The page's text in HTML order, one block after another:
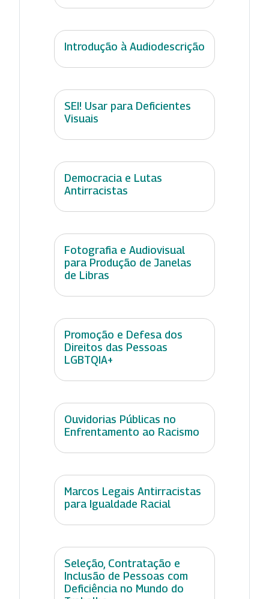
Introdução à Audiodescrição
SEI! Usar para Deficientes
Visuais
Democracia e Lutas
Antirracistas
Fotografia e Audiovisual
para Produção de Janelas
de Libras
Promoção e Defesa dos
Direitos das Pessoas
LGBTQIA+
Ouvidorias Públicas no
Enfrentamento ao Racismo
Marcos Legais Antirracistas
para Igualdade Racial
Seleção, Contratação e
Inclusão de Pessoas com
Deficiência no Mundo do